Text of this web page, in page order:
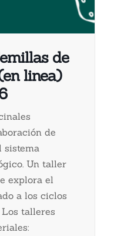
de
linea)
de
sistema
Un taller
explora el
a los ciclos
talleres